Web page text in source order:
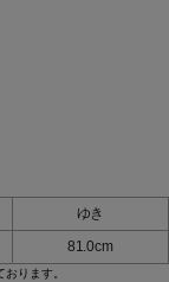
ゆき
81.0cm
ります。